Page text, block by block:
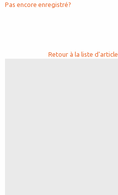
Pas encore enregistré?
Retour à la liste d'article